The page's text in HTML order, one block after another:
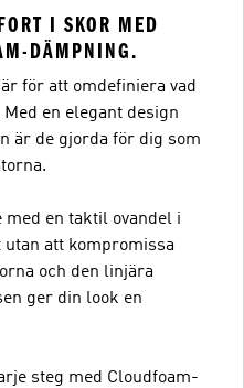
I SKOR MED
DÄMPNING.
för att omdefiniera vad
en elegant design
är de gjorda för dig som
en taktil ovandel i
att kompromissa
och den linjära
ger din look en
steg med Cloudfoam-